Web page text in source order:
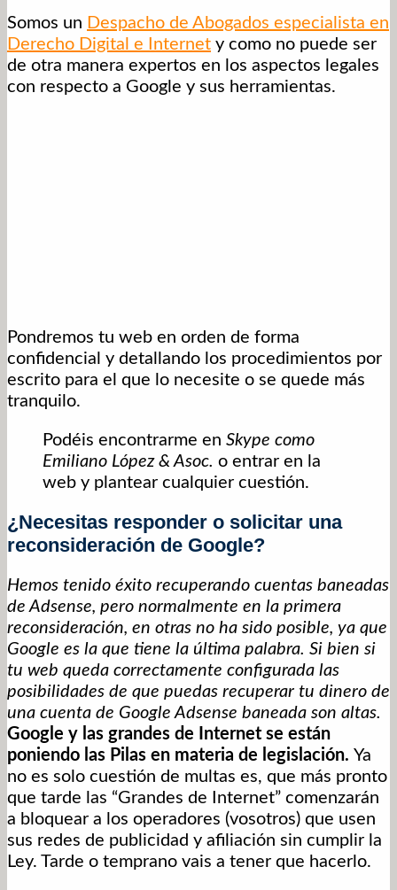
Somos un Despacho de Abogados especialista en
Derecho Digital e Internet y como no puede ser
de otra manera expertos en los aspectos legales
con respecto a Google y sus herramientas.
Pondremos tu web en orden de forma
confidencial y detallando los procedimientos por
escrito para el que lo necesite o se quede más
tranquilo.
Podéis encontrarme en Skype como
Emiliano López & Asoc. o entrar en la
web y plantear cualquier cuestión.
¿Necesitas responder o solicitar una
reconsideración de Google?
Hemos tenido éxito recuperando cuentas baneadas
de Adsense, pero normalmente en la primera
reconsideración, en otras no ha sido posible, ya que
Google es la que tiene la última palabra. Si bien si
tu web queda correctamente configurada las
posibilidades de que puedas recuperar tu dinero de
una cuenta de Google Adsense baneada son altas.
Google y las grandes de Internet se están
poniendo las Pilas en materia de legislación. Ya
no es solo cuestión de multas es, que más pronto
que tarde las “Grandes de Internet” comenzarán
a bloquear a los operadores (vosotros) que usen
sus redes de publicidad y afiliación sin cumplir la
Ley. Tarde o temprano vais a tener que hacerlo.